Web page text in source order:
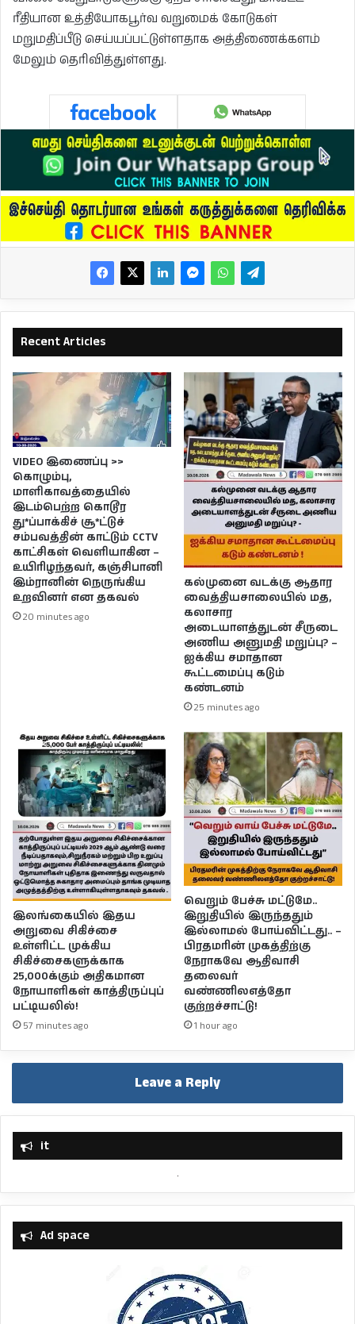
ரீதியான உத்தியோகபூர்வ வறுமைக் கோடுகள்
மறுமதிப்பீடு செய்யப்பட்டுள்ளதாக அத்திணைக்களம்
மேலும் தெரிவித்துள்ளது.
Recent Articles
VIDEO இணைப்பு >>
கொழும்பு,
மாளிகாவத்தையில்
இடம்பெற்ற கொடூர
து*ப்பாக்கிச் சூ*ட்டுச்
சம்பவத்தின் காட்டும் CCTV
காட்சிகள் வெளியாகின –
உயிரிழந்தவர், கஞ்சிபானி
இம்ரானின் நெருங்கிய
உறவினர் என தகவல்
20 minutes ago
கல்முனை வடக்கு ஆதார
வைத்தியசாலையில் மத,
கலாசார
அடையாளத்துடன் சீருடை
அணிய அனுமதி மறுப்பு? –
ஐக்கிய சமாதான
கூட்டமைப்பு கடும்
கண்டனம்
25 minutes ago
இலங்கையில் இதய
அறுவை சிகிச்சை
உள்ளிட்ட முக்கிய
சிகிச்சைகளுக்காக
25,000க்கும் அதிகமான
நோயாளிகள் காத்திருப்புப்
பட்டியலில்!
57 minutes ago
வெறும் பேச்சு மட்டுமே..
இறுதியில் இருந்ததும்
இல்லாமல் போய்விட்டது.. –
பிரதமரின் முகத்திற்கு
நேராகவே ஆதிவாசி
தலைவர்
வண்ணிலஎத்தோ
குற்றச்சாட்டு!
1 hour ago
Leave a Reply
it
Ad space